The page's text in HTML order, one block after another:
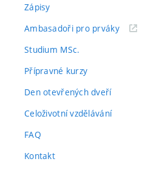
Zápisy
Ambasadoři pro prváky(externí
Studium MSc.
Přípravné kurzy
Den otevřených dveří
Celoživotní vzdělávání
FAQ
Kontakt